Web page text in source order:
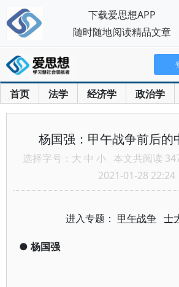
首页 法学 经济学 政治学
杨国强：甲午战争前后的
选择字号： 大 中 小 本文共阅读
2021-01-28 22:24
进入专题： 甲午战争 士
● 杨国强
下载爱思想APP
随时随地阅读精品文章